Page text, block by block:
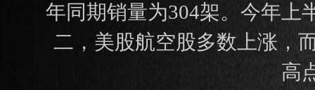
年同期销量为304架。今年上
二，美股航空股多数上涨，
高